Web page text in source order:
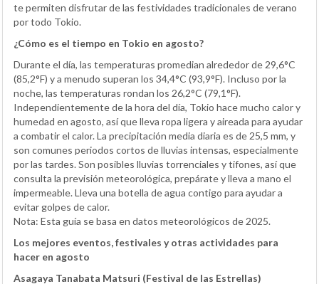
te permiten disfrutar de las festividades tradicionales de verano
por todo Tokio.
¿Cómo es el tiempo en Tokio en agosto?
Durante el día, las temperaturas promedian alrededor de 29,6°C
(85,2°F) y a menudo superan los 34,4°C (93,9°F). Incluso por la
noche, las temperaturas rondan los 26,2°C (79,1°F).
Independientemente de la hora del día, Tokio hace mucho calor y
humedad en agosto, así que lleva ropa ligera y aireada para ayudar
a combatir el calor. La precipitación media diaria es de 25,5 mm, y
son comunes periodos cortos de lluvias intensas, especialmente
por las tardes. Son posibles lluvias torrenciales y tifones, así que
consulta la previsión meteorológica, prepárate y lleva a mano el
impermeable. Lleva una botella de agua contigo para ayudar a
evitar golpes de calor.
Nota: Esta guía se basa en datos meteorológicos de 2025.
Los mejores eventos, festivales y otras actividades para
hacer en agosto
Asagaya Tanabata Matsuri (Festival de las Estrellas)